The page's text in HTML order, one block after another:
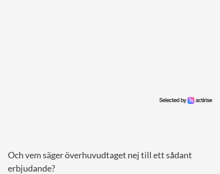
Och vem säger överhuvudtaget nej till ett sådant
erbjudande?